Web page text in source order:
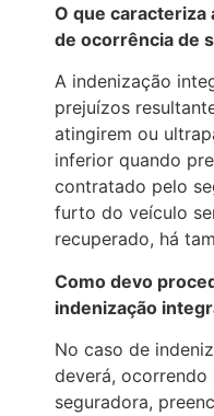
O que caracteriza
de ocorrência de
A indenização
prejuízos
atingirem ou
inferior quando
contratado pelo
furto do veículo
recuperado, há
Como devo proce
indenização
No caso de ind
deverá, ocorrendo
seguradora,